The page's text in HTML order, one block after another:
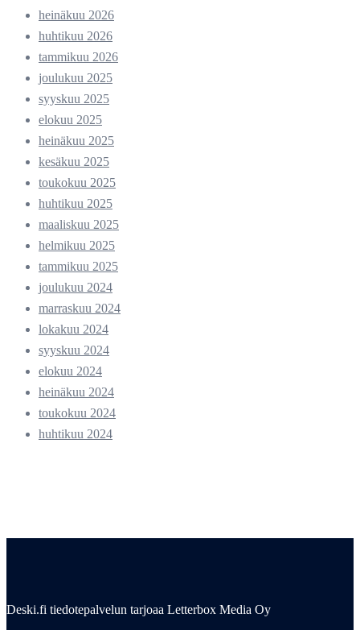
heinäkuu 2026
huhtikuu 2026
tammikuu 2026
joulukuu 2025
syyskuu 2025
elokuu 2025
heinäkuu 2025
kesäkuu 2025
toukokuu 2025
huhtikuu 2025
maaliskuu 2025
helmikuu 2025
tammikuu 2025
joulukuu 2024
marraskuu 2024
lokakuu 2024
syyskuu 2024
elokuu 2024
heinäkuu 2024
toukokuu 2024
huhtikuu 2024
Deski.fi tiedotepalvelun tarjoaa Letterbox Media Oy